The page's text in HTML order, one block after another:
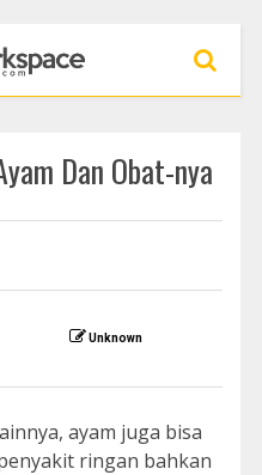
Dan Obat-nya
Unknown
ayam juga bisa
ringan bahkan